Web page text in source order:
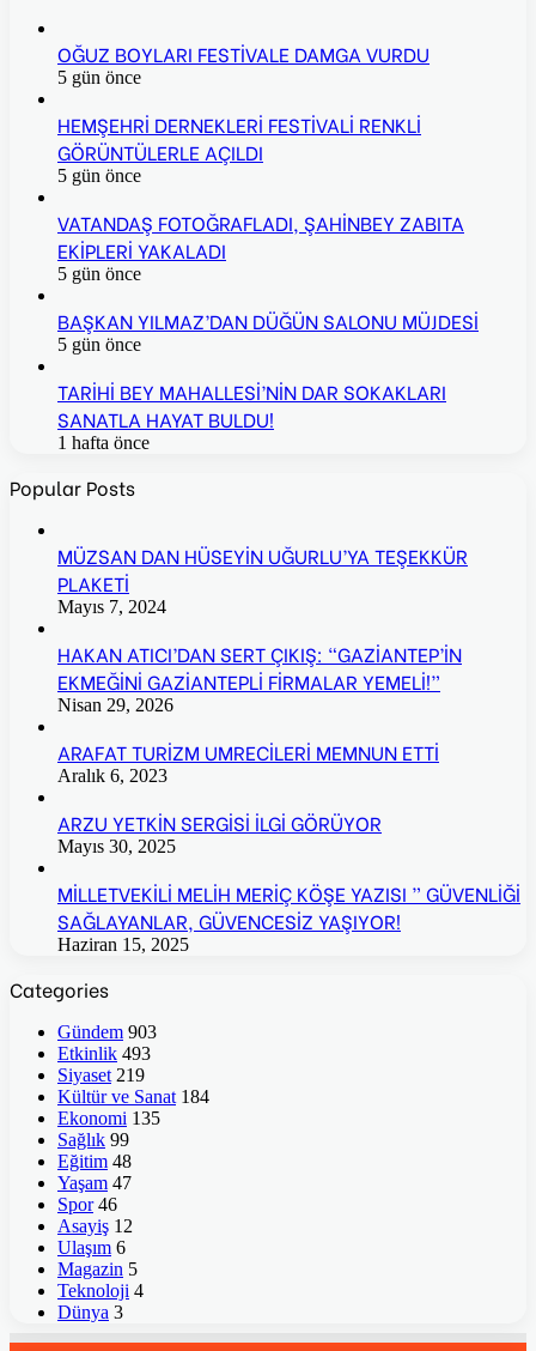
OĞUZ BOYLARI FESTİVALE DAMGA VURDU
5 gün önce
HEMŞEHRİ DERNEKLERİ FESTİVALİ RENKLİ
GÖRÜNTÜLERLE AÇILDI
5 gün önce
VATANDAŞ FOTOĞRAFLADI, ŞAHİNBEY ZABITA
EKİPLERİ YAKALADI
5 gün önce
BAŞKAN YILMAZ’DAN DÜĞÜN SALONU MÜJDESİ
5 gün önce
TARİHİ BEY MAHALLESİ’NİN DAR SOKAKLARI
SANATLA HAYAT BULDU!
1 hafta önce
Popular Posts
MÜZSAN DAN HÜSEYİN UĞURLU’YA TEŞEKKÜR
PLAKETİ
Mayıs 7, 2024
HAKAN ATICI’DAN SERT ÇIKIŞ: “GAZİANTEP’İN
EKMEĞİNİ GAZİANTEPLİ FİRMALAR YEMELİ!”
Nisan 29, 2026
ARAFAT TURİZM UMRECİLERİ MEMNUN ETTİ
Aralık 6, 2023
ARZU YETKİN SERGİSİ İLGİ GÖRÜYOR
Mayıs 30, 2025
MİLLETVEKİLİ MELİH MERİÇ KÖŞE YAZISI ” GÜVENLİĞİ
SAĞLAYANLAR, GÜVENCESİZ YAŞIYOR!
Haziran 15, 2025
Categories
Gündem 903
Etkinlik 493
Siyaset 219
Kültür ve Sanat 184
Ekonomi 135
Sağlık 99
Eğitim 48
Yaşam 47
Spor 46
Asayiş 12
Ulaşım 6
Magazin 5
Teknoloji 4
Dünya 3